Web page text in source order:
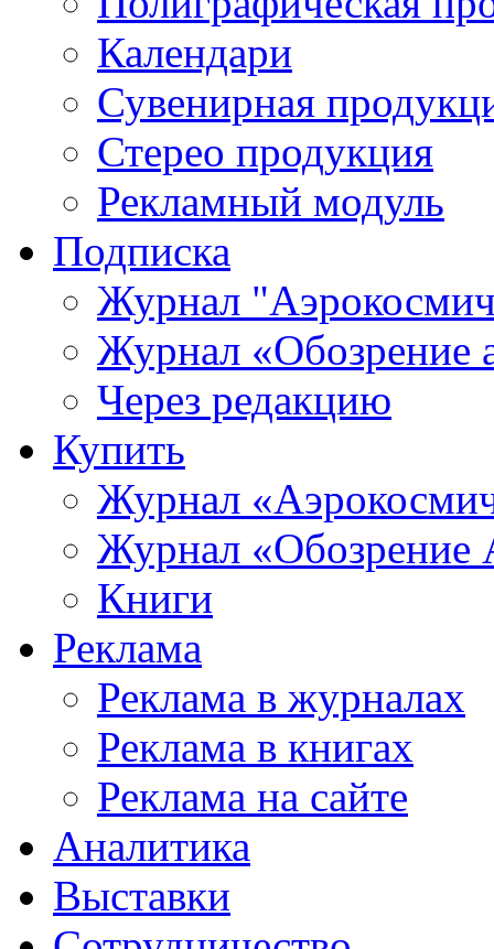
Календари
Сувенирная
Стерео продукция
Рекламный модуль
Подписка
Журнал
Журнал «Обозрение
Через редакцию
Купить
Журнал
Журнал «Обозрение
Книги
Реклама
Реклама в журналах
Реклама в книгах
Реклама на сайте
Аналитика
Выставки